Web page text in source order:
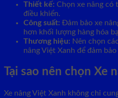
Thiết kế: Chọn xe nâng có
điều khiển.
Công suất: Đảm bảo xe
hơn khối lượng hàng hóa
Thương hiệu: Nên chọn
nâng Việt Xanh để đảm
Tại sao nên chọn Xe
Xe nâng Việt Xanh không chỉ